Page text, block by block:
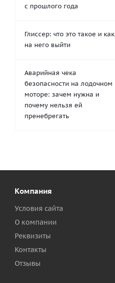
с прошлого года
Глиссер: что это такое и как
на него выйти
Аварийная чека
безопасности на лодочном
моторе: зачем нужна и
почему нельзя ей
пренебрегать
Компания
Условия сайта
О компании
Реквизиты
Контакты
Отзывы